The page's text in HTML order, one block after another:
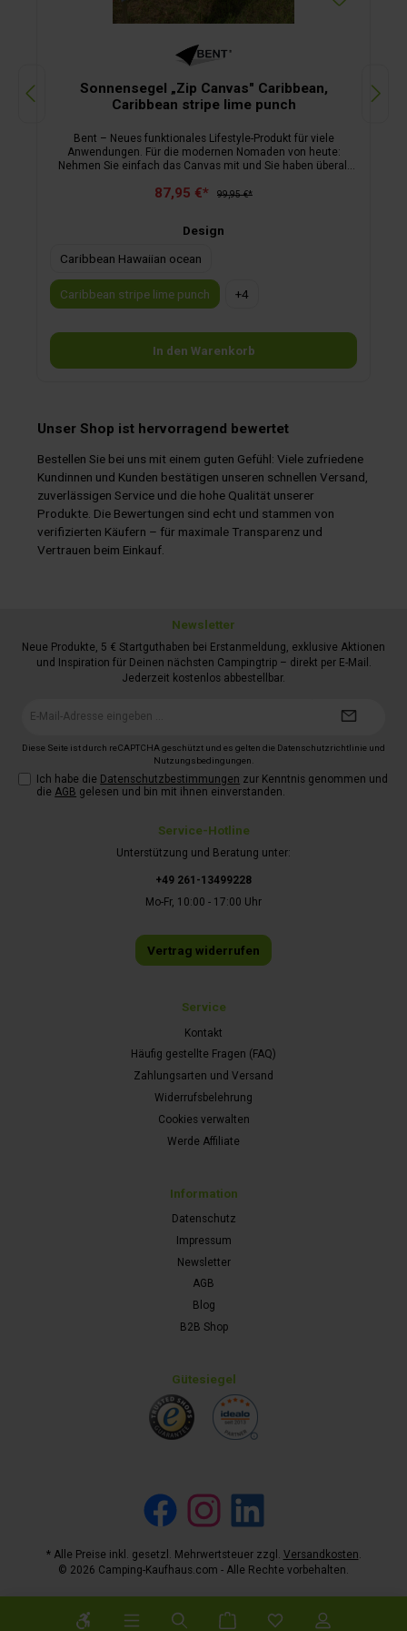
Werkzeugleiste anzeigen
Sonnensegel „Zip Canvas" Caribbean,
Caribbean stripe lime punch
Bent – Neues funktionales Lifestyle-Produkt für viele
Anwendungen. Für die modernen Nomaden von heute:
Nehmen Sie einfach das Canvas mit und Sie haben überall
Wetterschutz inklusive. Bent verbindet Lifestyle und Funktion.
Bent neue Leute kennen. Bent ist robust und dank
schaffen Sie neue Räume mit vielen
und wofür auch immer! Lieferumfang: Sonnensegel, 3
Abspannleinen mit Aluminium-Dreilochspanner inkl. Beutel,
Tragetasche mit Kordelzug
87,95 €* 99,95 €*
Design
Caribbean Hawaiian ocean
Caribbean stripe lime punch +4
In den Warenkorb
Unser Shop ist hervorragend bewertet
Bestellen Sie bei uns mit einem guten Gefühl: Viele zufriedene
Kundinnen und Kunden bestätigen unseren schnellen Versand,
zuverlässigen Service und die hohe Qualität unserer
Produkte. Die Bewertungen sind echt und stammen von
verifizierten Käufern – für maximale Transparenz und
Vertrauen beim Einkauf.
Service-Hotline
Unterstützung und Beratung unter:
+49 261-13499228
Mo-Fr, 10:00 - 17:00 Uhr
Vertrag widerrufen
Service
Kontakt
Häufig gestellte Fragen (FAQ)
Zahlungsarten und Versand
Widerrufsbelehrung
Cookies verwalten
Werde Affiliate
Information
Datenschutz
Impressum
Newsletter
AGB
Blog
B2B Shop
Gütesiegel
Newsletter
Neue Produkte, 5 € Startguthaben bei Erstanmeldung, exklusive Aktionen
und Inspiration für Deinen nächsten Campingtrip – direkt per E-Mail.
Jederzeit kostenlos abbestellbar.
Diese Seite ist durch reCAPTCHA geschützt und es gelten die Datenschutzrichtlinie und
Nutzungsbedingungen
Ich habe die Datenschutzbestimmungen zur Kenntnis genommen und
die AGB gelesen und bin mit ihnen einverstanden.
Facebook Instagram LinkedIn
* Alle Preise inkl. gesetzl. Mehrwertsteuer zzgl. Versandkosten.
© 2026 Camping-Kaufhaus.com - Alle Rechte vorbehalten.